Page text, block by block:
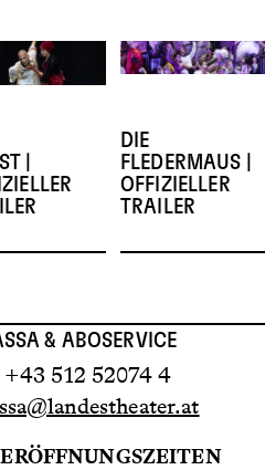
|
DIE
FLEDERMAUS |
OFFIZIELLER
TRAILER
& ABOSERVICE
512 52074 4